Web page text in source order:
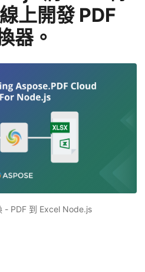
上開發 PDF
器。
- PDF 到 Excel Node.js